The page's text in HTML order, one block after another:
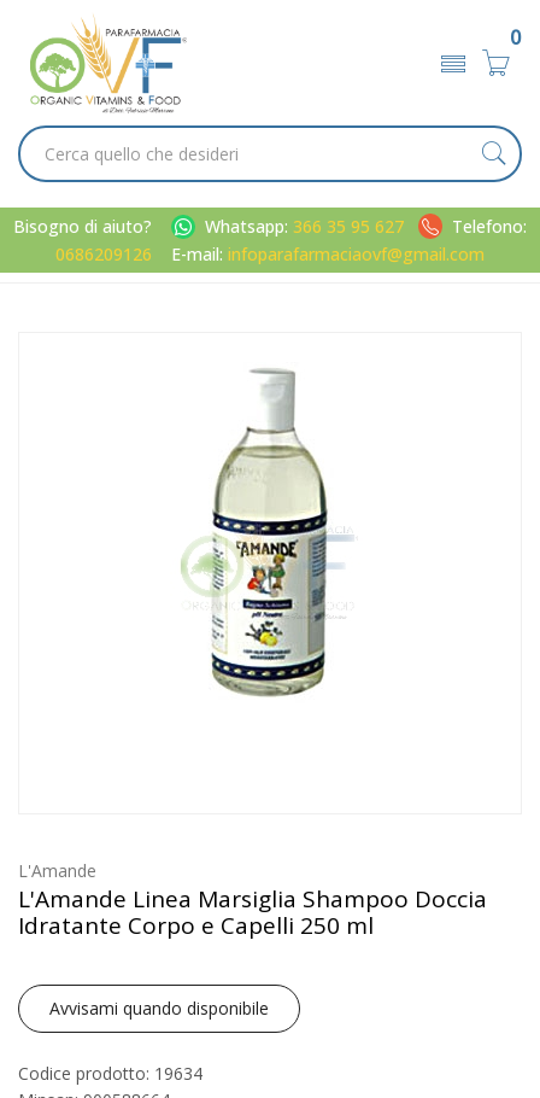
0
Bisogno di aiuto? Whatsapp: 366 35 95 627
Telefono:
0686209126
E-mail: infoparafarmaciaovf@gmail.com
Capelli 250 ml
L'Amande
L'Amande Linea Marsiglia Shampoo Doccia
Idratante Corpo e Capelli 250 ml
Avvisami quando disponibile
Codice prodotto: 19634